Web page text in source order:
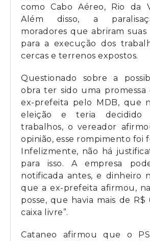
como Cabo Aéreo, Rio da
Além disso, a
moradores que abriram
para a execução dos
cercas e terrenos expostos.
Questionado sobre a
obra ter sido uma promessa
ex-prefeita pelo MDB, que
eleição e teria decidido
trabalhos, o vereador
opinião, esse rompimento foi
Infelizmente, não há
para isso. A empresa
notificada antes, e dinheiro
que a ex-prefeita afirmou,
posse, que havia mais de R$
caixa livre”.
Cataneo afirmou que o